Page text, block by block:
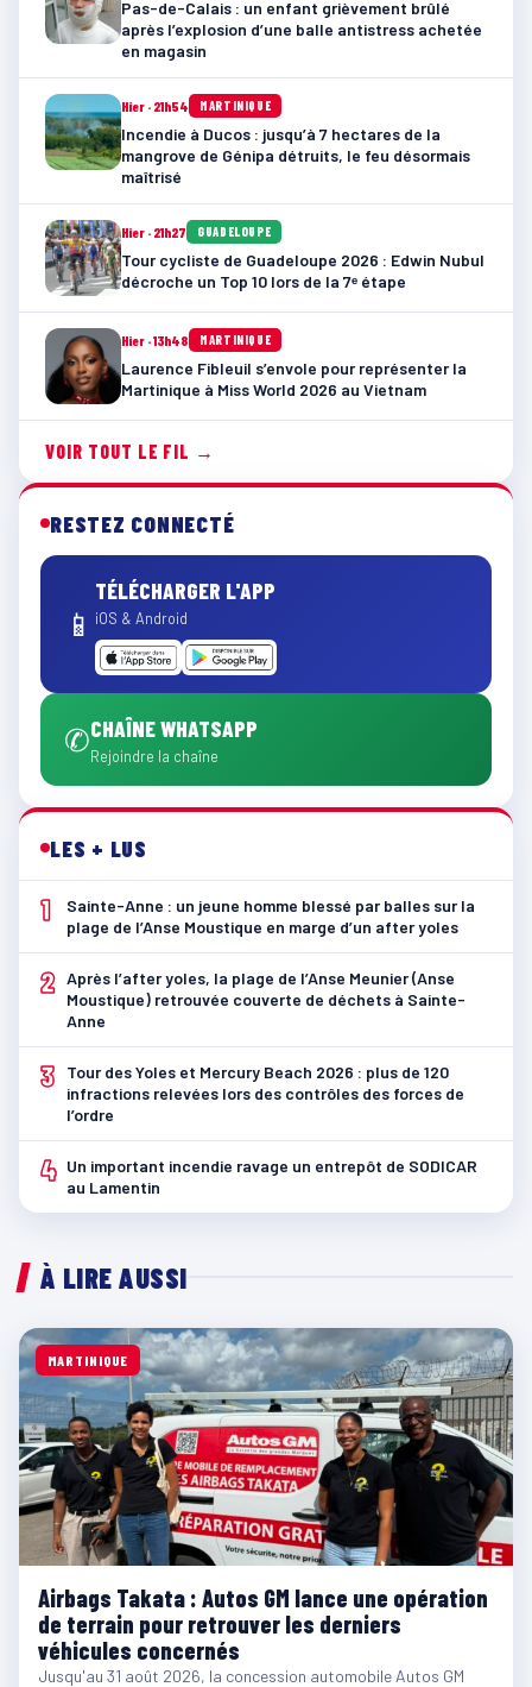
Pas-de-Calais : un enfant grièvement brûlé
après l’explosion d’une balle antistress achetée
en magasin
Hier · 21h54 MARTINIQUE
Incendie à Ducos : jusqu’à 7 hectares de la
mangrove de Génipa détruits, le feu désormais
maîtrisé
Hier · 21h27 GUADELOUPE
Tour cycliste de Guadeloupe 2026 : Edwin Nubul
décroche un Top 10 lors de la 7ᵉ étape
Hier · 13h48 MARTINIQUE
Laurence Fibleuil s’envole pour représenter la
Martinique à Miss World 2026 au Vietnam
VOIR TOUT LE FIL →
RESTEZ CONNECTÉ
📱
TÉLÉCHARGER L'APP
iOS & Android
✆CHAÎNE WHATSAPP
Rejoindre la chaîne
LES + LUS
1
Sainte-Anne : un jeune homme blessé par balles sur la
plage de l’Anse Moustique en marge d’un after yoles
2 Après l’after yoles, la plage de l’Anse Meunier (Anse
Moustique) retrouvée couverte de déchets à Sainte-
Anne
3
Tour des Yoles et Mercury Beach 2026 : plus de 120
infractions relevées lors des contrôles des forces de
l’ordre
4 Un important incendie ravage un entrepôt de SODICAR
au Lamentin
À LIRE AUSSI
MARTINIQUE
Airbags Takata : Autos GM lance une opération
de terrain pour retrouver les derniers
véhicules concernés
Jusqu'au 31 août 2026, la concession automobile Autos GM